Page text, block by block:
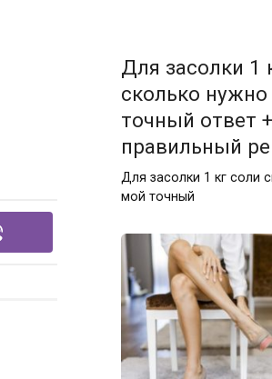
Для засолки 1
сколько
точный ответ +
правильный
Для засолки 1 кг соли
мой точный